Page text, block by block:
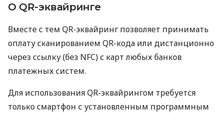
О QR-эквайринге
Вместе с тем QR-эквайринг позволяет принимать
оплату сканированием QR-кода или дистанционно
через ссылку (без NFC) с карт любых банков
платежных систем.
Для использования QR-эквайрингом требуется
только смартфон с установленным программным